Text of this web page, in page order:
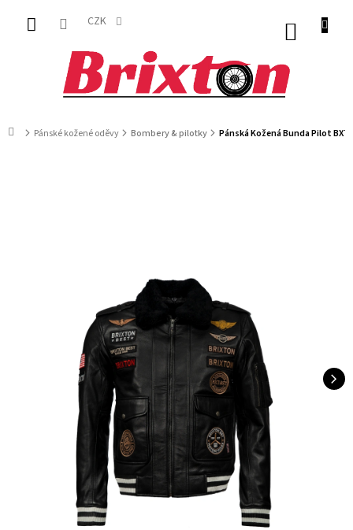
obsah
CZK
DomůPánské kožené oděvy Bombery & pilotky Pánská Kožená Bunda Pilot